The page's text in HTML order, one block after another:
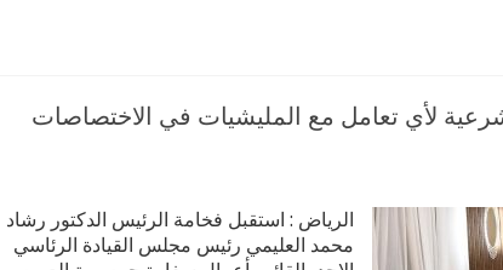
لأي تعامل مع المليشيات في الاختصاصات
الرياض : استقبل فخامة الرئيس الدكتور رشاد
محمد العليمي رئيس مجلس القيادة الرئاسي